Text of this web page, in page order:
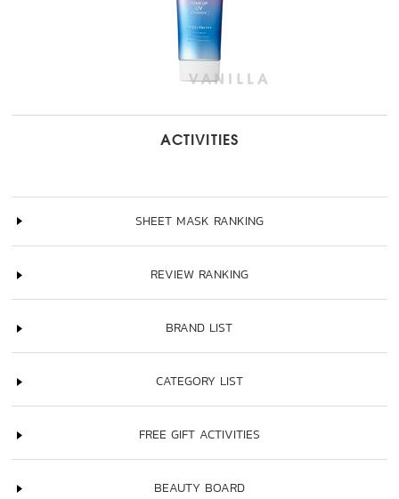
ACTIVITIES
SHEET MASK RANKING
REVIEW RANKING
BRAND LIST
CATEGORY LIST
FREE GIFT ACTIVITIES
BEAUTY BOARD